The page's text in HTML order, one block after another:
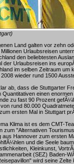
Land galten vor zehn
Urlaubsreisen
den beliebtesten
der Urlaubsreisen ins
im selben Zeitraum
wieder rund 1500
ab, dass die Stuttgarter
Quantitativen einen
zu fast 90 Prozent
rund 80.000
ersten Mal in Stuttgart
Klima ist es dem CMT-
zum "Alternativen
Hannover zum ersten
und die Seele
Kleinkunst,
(SEZ) Baden-
wird seine